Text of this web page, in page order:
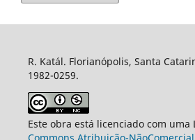
R. Katál. Florianópolis, Santa
1982-0259.
Este obra está licenciado com uma